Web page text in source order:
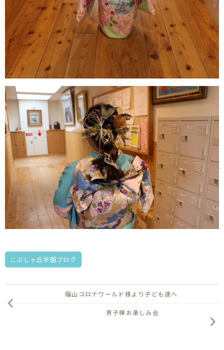
こぶしヶ丘学園ブログ
福山コロナワールド様より子ども達へ
男子棟お楽しみ会